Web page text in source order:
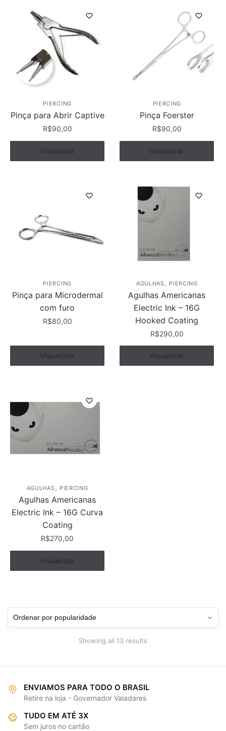
PIERCING
Pinça para Abrir Captive
R$90,00
Comprar
Visualizar
PIERCING
Pinça Foerster
R$90,00
Comprar
Visualizar
PIERCING
Pinça para Microdermal
com furo
R$80,00
Comprar
Visualizar
AGULHAS , PIERCING
Agulhas Americanas
Electric Ink – 16G
Hooked Coating
R$290,00
Comprar
Visualizar
AGULHAS, PIERCING
Agulhas Americanas
Electric Ink – 16G Curva
Coating
R$270,00
Comprar
Visualizar
Showing all 13 results
ENVIAMOS PARA TODO O BRASIL
Retire na loja - Governador Valadares
TUDO EM ATÉ 3X
Sem juros no cartão